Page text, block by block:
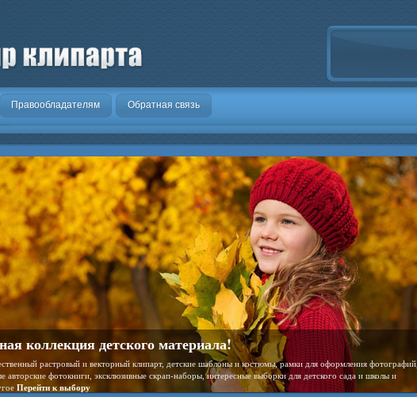
Правообладателям Обратная связь
коллекция детского материала!
растровый и векторный клипарт, детские шаблоны и костюмы, рамки для оформления фотографий,
авторские фотокниги, эксклюзивные скрап-наборы, интересные выборки для детского сада и школы и
Перейти к выбору